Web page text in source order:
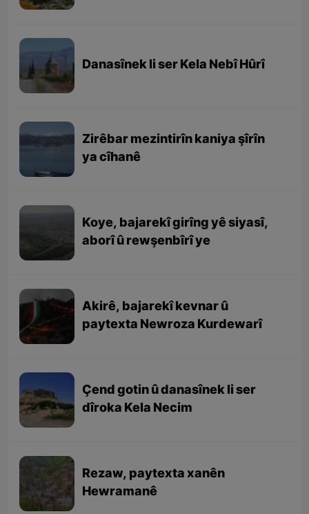
Danasînek li ser Kela Nebî Hûrî
Zirêbar mezintirîn kaniya şîrîn
ya cîhanê
Koye, bajarekî girîng yê siyasî,
aborî û rewşenbîrî ye
Akirê, bajarekî kevnar û
paytexta Newroza Kurdewarî
Çend gotin û danasînek li ser
dîroka Kela Necim
Rezaw, paytexta xanên
Hewramanê